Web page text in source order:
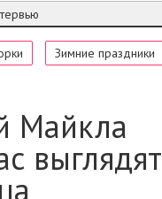
Зимние праздники
Майкла
выглядят